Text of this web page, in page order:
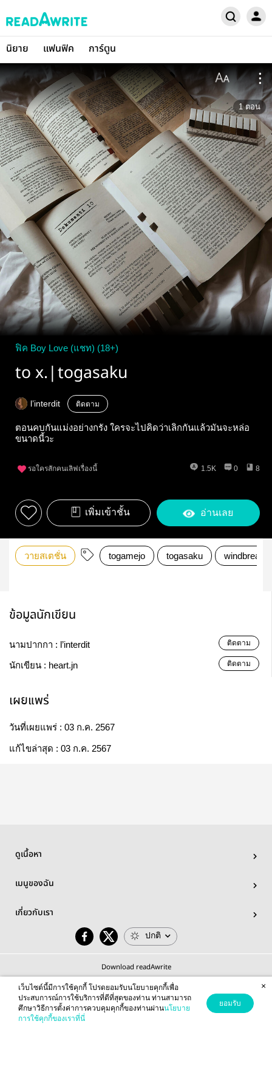
นิยาย แฟนฟิค การ์ตูน
1 ตอน
ฟิค Boy Love (แชท) (18+)
to x.|togasaku
l’interdit ติดตาม
ตอนคบกันแม่งอย่างกรัง ใครจะไปคิดว่าเลิกกันแล้วมันจะหล่อ
ขนาดนี้วะ
รอใครสักคนเลิฟเรื่องนี้ 1.5K 0 8
เพิ่มเข้าชั้น อ่านเลย
วายสเตชั่น togamejo togasaku windbreaker
ข้อมูลนักเขียน
นามปากกา : l’interdit ติดตาม
นักเขียน : heart.jn ติดตาม
เผยแพร่
วันที่เผยแพร่ : 03 ก.ค. 2567
แก้ไขล่าสุด : 03 ก.ค. 2567
ดูเนื้อหา
เมนูของฉัน
เกี่ยวกับเรา
ปกติ
Download readAwrite
© 2026 readAwrite.com by MEB Corporation Public Company Limited
This site is protected by reCAPTCHA and the Google
เว็บไซต์นี้มีการใช้คุกกี้ โปรดยอมรับนโยบายคุกกี้เพื่อ
ประสบการณ์การใช้บริการที่ดีที่สุดของท่าน ท่านสามารถ
ศึกษาวิธีการตั้งค่าการควบคุมคุกกี้ของท่านผ่านนโยบาย
การใช้คุกกี้ของเราที่นี่
ยอมรับ
×